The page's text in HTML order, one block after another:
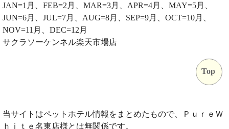
JAN=1月、FEB=2月、MAR=3月、APR=4月、MAY=5月、
JUN=6月、JUL=7月、AUG=8月、SEP=9月、OCT=10月、
NOV=11月、DEC=12月
サクラソーケンネル楽天市場店
Top
当サイトはペットホテル情報をまとめたもので、ＰｕｒｅＷ
ｈｉｔｅ名東店様とは無関係です。